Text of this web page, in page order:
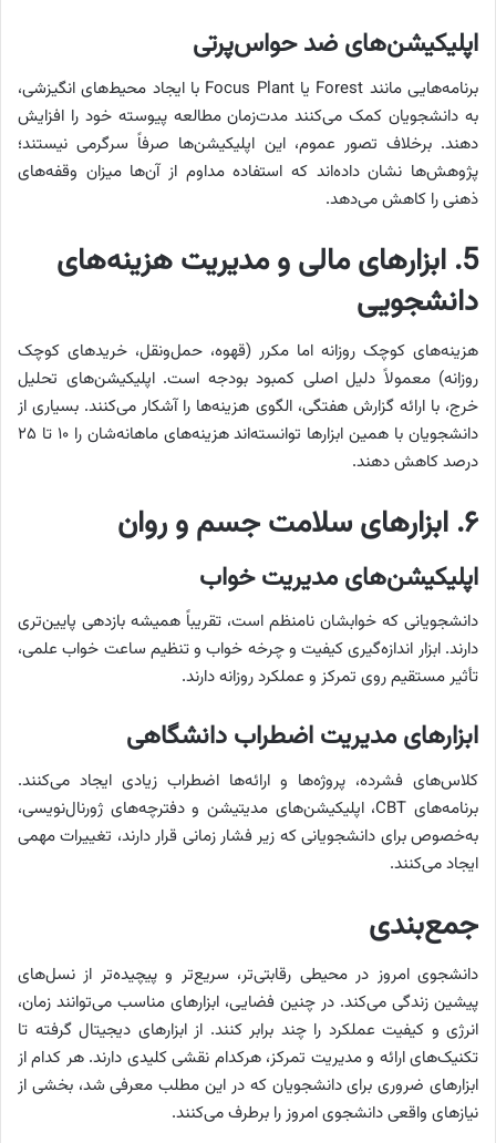
اپلیکیشن‌های ضد حواس‌پرتی
برنامه‌هایی مانند Forest یا Focus Plant با ایجاد محیط‌های انگیزشی،
به دانشجویان کمک می‌کنند مدت‌زمان مطالعه پیوسته خود را افزایش
دهند. برخلاف تصور عموم، این اپلیکیشن‌ها صرفاً سرگرمی نیستند؛
پژوهش‌ها نشان داده‌اند که استفاده مداوم از آن‌ها میزان وقفه‌های
ذهنی را کاهش می‌دهد.
5. ابزارهای مالی و مدیریت هزینه‌های
دانشجویی
هزینه‌های کوچک روزانه اما مکرر (قهوه، حمل‌ونقل، خریدهای کوچک
روزانه) معمولاً دلیل اصلی کمبود بودجه است. اپلیکیشن‌های تحلیل
خرج، با ارائه گزارش هفتگی، الگوی هزینه‌ها را آشکار می‌کنند. بسیاری از
دانشجویان با همین ابزارها توانسته‌اند هزینه‌های ماهانه‌شان را ۱۰ تا ۲۵
درصد کاهش دهند.
۶. ابزارهای سلامت جسم و روان
اپلیکیشن‌های مدیریت خواب
دانشجویانی که خوابشان نامنظم است، تقریباً همیشه بازدهی پایین‌تری
دارند. ابزار اندازه‌گیری کیفیت و چرخه خواب و تنظیم ساعت خواب علمی،
تأثیر مستقیم روی تمرکز و عملکرد روزانه دارند.
ابزارهای مدیریت اضطراب دانشگاهی
کلاس‌های فشرده، پروژه‌ها و ارائه‌ها اضطراب زیادی ایجاد می‌کنند.
برنامه‌های CBT، اپلیکیشن‌های مدیتیشن و دفترچه‌های ژورنال‌نویسی،
به‌خصوص برای دانشجویانی که زیر فشار زمانی قرار دارند، تغییرات مهمی
ایجاد می‌کنند.
جمع‌بندی
دانشجوی امروز در محیطی رقابتی‌تر، سریع‌تر و پیچیده‌تر از نسل‌های
پیشین زندگی می‌کند. در چنین فضایی، ابزارهای مناسب می‌توانند زمان،
انرژی و کیفیت عملکرد را چند برابر کنند. از ابزارهای دیجیتال گرفته تا
تکنیک‌های ارائه و مدیریت تمرکز، هرکدام نقشی کلیدی دارند. هر کدام از
ابزارهای ضروری برای دانشجویان که در این مطلب معرفی شد، بخشی از
نیازهای واقعی دانشجوی امروز را برطرف می‌کنند.